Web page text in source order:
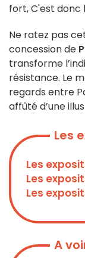
fort, C'est donc
Ne ratez pas
concession de
transforme
résistance. Le
regards entre
affûté d’une
Les
Les
Les
Les
A